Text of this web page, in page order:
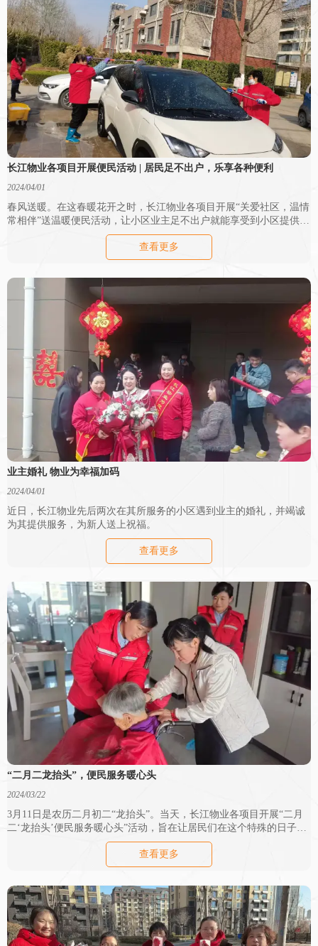
长江物业各项目开展便民活动 | 居民足不出户，乐享各种便利
2024/04/01
春风送暖。在这春暖花开之时，长江物业各项目开展“关爱社区，温情
常相伴”送温暖便民活动，让小区业主足不出户就能享受到小区提供的
各种便利，互促共育业主与物业的“邻里情怀”，共享爱心与温情的社
查看更多
业主婚礼 物业为幸福加码
2024/04/01
近日，长江物业先后两次在其所服务的小区遇到业主的婚礼，并竭诚
为其提供服务，为新人送上祝福。
查看更多
“二月二龙抬头”，便民服务暖心头
2024/03/22
3月11日是农历二月初二“龙抬头”。当天，长江物业各项目开展“二月
二‘龙抬头’便民服务暖心头”活动，旨在让居民们在这个特殊的日子
里，感受到关爱和便利。
查看更多